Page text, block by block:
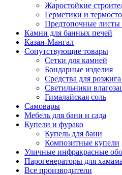
Жаростойкие
Герметики и
Предтопочные листы
Камни для банных печей
Казан-Мангал
Сопутствующие товары
Сетки для камней
Бондарные изделия
Средства для
Светильники
Гималайская соль
Самовары
Мебель для бани и сада
Купели и фурако
Купель для бани
Композитные купели
Уличные инфракрасные
Парогенераторы для хамама
Все производители